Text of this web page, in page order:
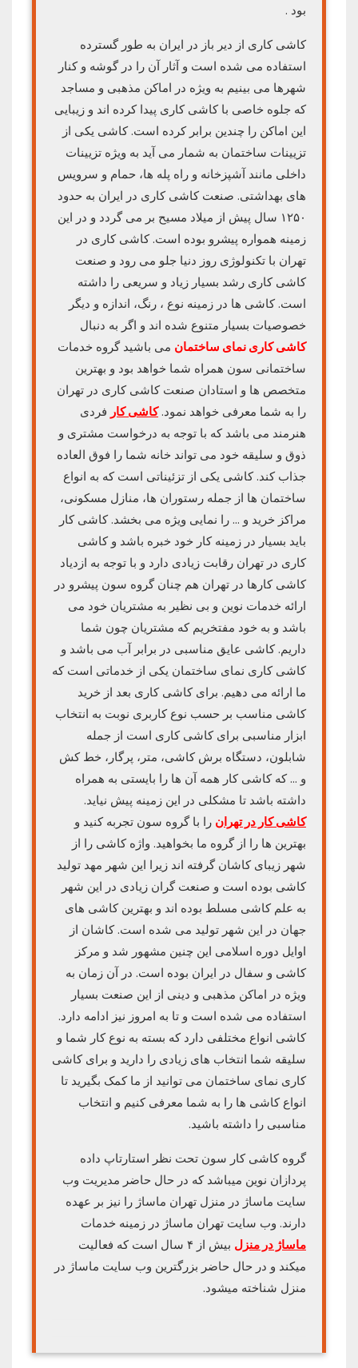
بود .
کاشی کاری از دیر باز در ایران به طور گسترده
استفاده می شده است و آثار آن را در گوشه و کنار
شهرها می بینیم به ویژه در اماکن مذهبی و مساجد
که جلوه خاصی با کاشی کاری پیدا کرده اند و زیبایی
این اماکن را چندین برابر کرده است. کاشی یکی از
تزیینات ساختمان به شمار می آید به ویژه تزیینات
داخلی مانند آشپزخانه و راه پله ها، حمام و سرویس
های بهداشتی. صنعت کاشی کاری در ایران به حدود
۱۲۵۰ سال پیش از میلاد مسیح بر می گردد و در این
زمینه همواره پیشرو بوده است. کاشی کاری در
تهران با تکنولوژی روز دنیا جلو می رود و صنعت
کاشی کاری رشد بسیار زیاد و سریعی را داشته
است. کاشی ها در زمینه نوع ، رنگ، اندازه و دیگر
خصوصیات بسیار متنوع شده اند و اگر به دنبال
کاشی کاری نمای ساختمان می باشید گروه خدمات
ساختمانی سون همراه شما خواهد بود و بهترین
متخصص ها و استادان صنعت کاشی کاری در تهران
را به شما معرفی خواهد نمود.کاشی کار فردی
هنرمند می باشد که با توجه به درخواست مشتری و
ذوق و سلیقه خود می تواند خانه شما را فوق العاده
جذاب کند. کاشی یکی از تزئیناتی است که به انواع
ساختمان ها از جمله رستوران ها، منازل مسکونی،
مراکز خرید و … را نمایی ویژه می بخشد. کاشی کار
باید بسیار در زمینه کار خود خبره باشد و کاشی
کاری در تهران رقابت زیادی دارد و با توجه به ازدیاد
کاشی کارها در تهران هم چنان گروه سون پیشرو در
ارائه خدمات نوین و بی نظیر به مشتریان خود می
باشد و به خود مفتخریم که مشتریان چون شما
داریم. کاشی عایق مناسبی در برابر آب می باشد و
کاشی کاری نمای ساختمان یکی از خدماتی است که
ما ارائه می دهیم. برای کاشی کاری بعد از خرید
کاشی مناسب بر حسب نوع کاربری نوبت به انتخاب
ابزار مناسبی برای کاشی کاری است از جمله
شابلون، دستگاه برش کاشی، متر، پرگار، خط کش
و … که کاشی کار همه آن ها را بایستی به همراه
داشته باشد تا مشکلی در این زمینه پیش نیاید.
کاشی کار در تهران را با گروه سون تجربه کنید و
بهترین ها را از گروه ما بخواهید. واژه کاشی را از
شهر زیبای کاشان گرفته اند زیرا این شهر مهد تولید
کاشی بوده است و صنعت گران زیادی در این شهر
به علم کاشی مسلط بوده اند و بهترین کاشی های
جهان در این شهر تولید می شده است. کاشان از
اوایل دوره اسلامی این چنین مشهور شد و مرکز
کاشی و سفال در ایران بوده است. در آن زمان به
ویژه در اماکن مذهبی و دینی از این صنعت بسیار
استفاده می شده است و تا به امروز نیز ادامه دارد.
کاشی انواع مختلفی دارد که بسته به نوع کار شما و
سلیقه شما انتخاب های زیادی را دارید و برای کاشی
کاری نمای ساختمان می توانید از ما کمک بگیرید تا
انواع کاشی ها را به شما معرفی کنیم و انتخاب
مناسبی را داشته باشید.
گروه کاشی کار سون تحت نظر استارتاپ داده
پردازان نوین میباشد که در حال حاضر مدیریت وب
سایت ماساژ در منزل تهران ماساژ را نیز بر عهده
دارند. وب سایت تهران ماساژ در زمینه خدمات
ماساژ در منزل
بیش از ۴ سال است که فعالیت
میکند و در حال حاضر بزرگترین وب سایت ماساژ در
منزل شناخته میشود.